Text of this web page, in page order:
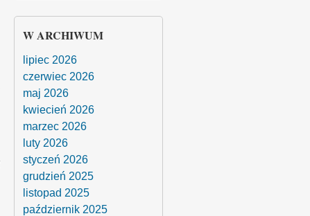
W ARCHIWUM
lipiec 2026
czerwiec 2026
maj 2026
kwiecień 2026
marzec 2026
luty 2026
styczeń 2026
grudzień 2025
listopad 2025
październik 2025